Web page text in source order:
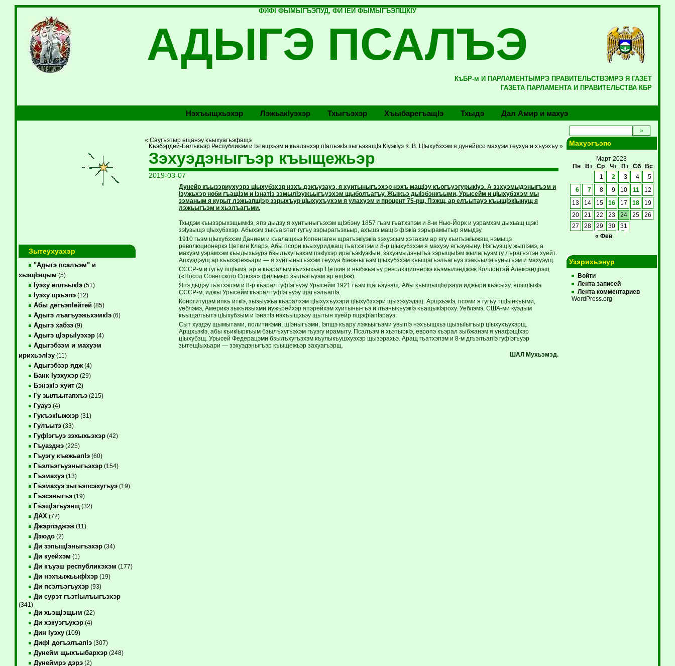
ФИФI ФЫМЫГЪЭПУД, ФИ IЕЙ ФЫМЫГЪЭПЩКIУ
АДЫГЭ ПСАЛЪЭ
КъБР-м И ПАРЛАМЕНТЫМРЭ ПРАВИТЕЛЬСТВЭМРЭ Я ГАЗЕТ
ГАЗЕТА ПАРЛАМЕНТА И ПРАВИТЕЛЬСТВА КБР
Нэхъыщхьэхэр Лэжьакlуэхэр Тхыгъэхэр Хъыбарегъащlэ Тхыдэ Дал Амир и махуэ
Зытеухуахэр
"Адыгэ псалъэм" и
хьэщIэщым (5)
Iуэху еплъыкIэ(51)
Iуэху щхьэпэ(12)
Абы дегъэпIейтей(85)
Адыгэ лъагъуэжьхэмкIэ(6)
Адыгэ хабзэ(9)
Адыгэ цIэрыIуэхэр(4)
Адыгэбзэм и махуэм
ирихьэлIэу(11)
Адыгэбзэр ядж(4)
Банк Iуэхухэр(29)
БэнэкIэ хуит(2)
Гу зылъытапхъэ(215)
Гуауэ(4)
ГукъэкIыжхэр(31)
Гулъытэ(33)
ГуфIэгъуэ зэхыхьэхэр(42)
Гъуазджэ(225)
Гъуэгу къежьапIэ(60)
Гъэлъэгъуэныгъэхэр(154)
Гъэмахуэ(13)
Гъэмахуэ зыгъэпсэхугъуэ(19)
Гъэсэныгъэ(19)
ГъэщIэгъуэнщ(32)
ДАХ (72)
Джэрпэджэж(11)
Дзюдо(2)
Ди зэпыщIэныгъэхэр(34)
Ди куейхэм (1)
Ди къуэш республикэхэм (177)
Ди нэхъыжьыфIхэр(19)
Ди псэлъэгъухэр(93)
Ди сурэт гъэтIылъыгъэхэр
(341)
Ди хьэщIэщым (22)
Ди хэкуэгъухэр(4)
Дин Iуэху(109)
ДифI догъэлъапIэ(307)
Дунейм щыхъыбархэр(248)
Дунеймрэ дэрэ(2)
« Саугъэтыр ещанэу къыхуагъэфащэ
Къэбэрдей-Балъкъэр Республикэм и Iэтащхьэм и къалэнхэр пIалъэкIэ зыгъэзащIэ КIуэкIуэ К. В. ЦIыхубзхэм я дунейпсо махуэм теухуа и хъуэхъу »
Зэхуэдэныгъэр къыщежьэр
2019-03-07
Дунейр къызэриухуэрэ цIыхубзхэр нэхъ дэкъузауэ, я хуитыныгъэхэр нэхъ мащIэу къогъуэгурыкIуэ. А зэхуэмыдэныгъэм и
Iэужьхэр ноби гъащIэм и IэнатIэ зэмылIэужьыгъуэхэм щыболъагъу. Жыжьэ дыIэбэнкъыми, Урысейм и цIыхубзхэм мы
зэманым я курыт лэжьапщIэр зэрыхъур цIыхухъухэм я улахуэм и процент 75-рщ. Пэжщ, ар елъытауэ къыщIэкIынущ я
лэжьыгъэм и хьэлъагъми.
Тхыдэм къызэрыхэщымкIэ, япэ дыдэу я хуитыныгъэхэм щIэбэну 1857 гъэм гъатхэпэм и 8-м Нью-Йорк и уэрамхэм дыхьащ щэкI
зэIузыщэ цIыхубзхэр. Абыхэм зыкъаIэтат гугъу зэрырагъэхьыр, ахъшэ мащIэ фIэкIа зэрырамытыр ямыдэу.
1910 гъэм цIыхубзхэм Данием и къалащхьэ Копенгаген щрагъэкIуэкIа зэхуэсым хэтахэм ар ягу къигъэкIыжащ нэмыцэ
революционеркэ Цеткин Кларэ. Абы псори къыхуриджащ гъатхэпэм и 8-р цIыхубзхэм я махуэу ягъэувыну. НэгъуэщIу жыпIэмэ, а
махуэм уэрамхэм къыдыхьэурэ бзылъхугъэхэм пэкIухэр ирагъэкIуэкIын, зэхуэмыдэныгъэ зэрыщыIэм жылагъуэм гу лърагъэтэн хуейт.
Апхуэдэущ ар къызэрежьари — я хуитыныгъэхэм теухуа бэнэныгъэм цIыхубзхэм къыщагъэлъагъуэ зэакъылэгъуныгъэм и махуэущ.
СССР-м и гугъу пщIымэ, ар а къэралым къизыхьар Цеткин и ныбжьэгъу революционеркэ къэмылэнджэж Коллонтай Александрэщ
(«Посол Советского Союза» фильмыр зылъэгъуам ар ещIэж).
Япэ дыдэу гъатхэпэм и 8-р къэрал гуфIэгъуэу Урысейм 1921 гъэм щагъэуващ. Абы къыщыщIэдзауи иджыри къэсыху, япэщIыкIэ
СССР-м, иджы Урысейм къэрал гуфIэгъуэу щагъэлъапIэ.
Конституцэм ипкъ иткIэ, зызыужьа къэралхэм цIыхухъухэри цIыхубзхэри щызэхуэдэщ. АрщхьэкIэ, псоми я гугъу тщIынкъыми,
уеблэмэ, Америкэ зыкъизыхми иужьрейхэр япэрейхэм хуитыны-гъэ и лъэныкъуэкIэ къащыкIэроху. Уеблэмэ, США-ми куэдым
къыщалъытэ цIыхубзым и IэнатIэ нэхъыщхьэу щытын хуейр пщэфIапIэрауэ.
Сыт хуэдэу щымытами, политикэми, щIэныгъэми, Iэпщэ къару лэжьыгъэми увыпIэ нэхъыщхьэ щызыIыгъыр цIыхухъухэрщ.
АрщхьэкIэ, абы къикIыркъым бзылъхугъэхэм гъуэгу ирамыту. Псалъэм и хьэтыркIэ, европэ къэрал зыбжанэм я унафэщIхэр
цIыхубзщ. Урысей Федерацэми бзылъхугъэхэм къулыкъушхуэхэр щызэрахьэ. Аращ гъатхэпэм и 8-м дгъэлъапIэ гуфIэгъуэр
зытещIыхьари — зэхуэдэныгъэр къыщежьэр захуагъэрщ.
ШАЛ Мухьэмэд.
Махуэгъэпс
Март 2023
Пн
Вт Ср Чт Пт Сб
Вс
1
2 3 4 5
6 7 8 9 10 11 12
13 14 15 16 17 18
19
20
21 22 23 24 25
26
27
28 29 30
31
« Фев
Узэрихьэнур
Войти
Лента записей
Лента комментариев
WordPress.org